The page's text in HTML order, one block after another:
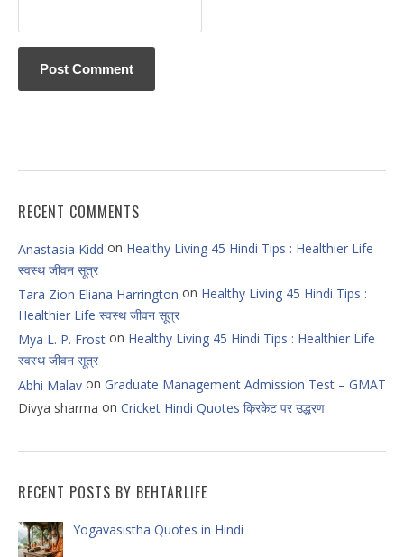
RECENT COMMENTS
Anastasia Kidd on Healthy Living 45 Hindi Tips : Healthier Life
स्वस्थ जीवन सूत्र
Tara Zion Eliana Harrington on Healthy Living 45 Hindi Tips :
Healthier Life स्वस्थ जीवन सूत्र
Mya L. P. Frost on Healthy Living 45 Hindi Tips : Healthier Life
स्वस्थ जीवन सूत्र
Abhi Malav on Graduate Management Admission Test – GMAT
Divya sharma on Cricket Hindi Quotes क्रिकेट पर उद्धरण
RECENT POSTS BY BEHTARLIFE
Yogavasistha Quotes in Hindi